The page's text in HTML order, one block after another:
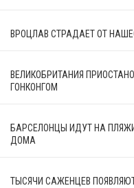
ВРОЦЛАВ СТРАДАЕТ ОТ
ВЕЛИКОБРИТАНИЯ
ГОНКОНГОМ
БАРСЕЛОНЦЫ ИДУТ НА
ДОМА
ТЫСЯЧИ САЖЕНЦЕВ